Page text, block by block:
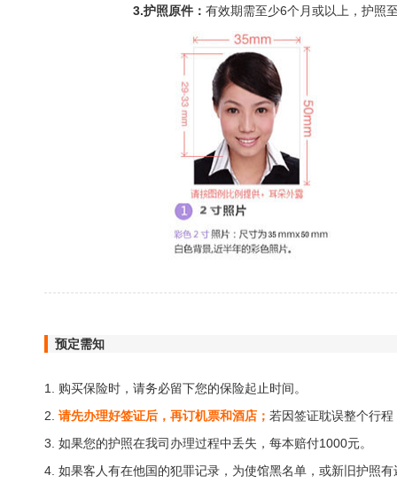
3.护照原件： 有效期需至少6个月或以上，护照
预定需知
1. 购买保险时，请务必留下您的保险起止时间。
2. 请先办理好签证后，再订机票和酒店； 若因签证耽误整个行
3. 如果您的护照在我司办理过程中丢失，每本赔付1000元。
4. 如果客人有在他国的犯罪记录，为使馆黑名单，或新旧护照